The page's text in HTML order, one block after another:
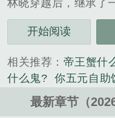
林晓穿越后，继承了
开局就面临交不起下
【最强饭店系统】隨
餐界的一股泥石流就
【香煎牛排】从【
【鱼香肉丝】到【阿
开始阅读
相关推荐： 帝王蟹什
什么鬼?
你五元自助
的帝王蟹腿在哪里买的
的帝王蟹脚为什么这
最新章节（